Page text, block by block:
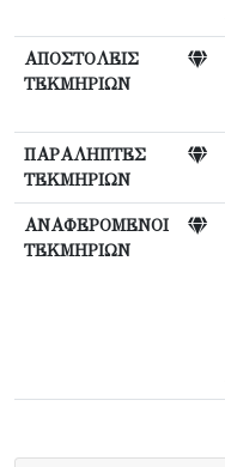
ΑΠΟΣΤΟΛΕΙΣ
ΤΕΚΜΗΡΙΩΝ
ΠΑΡΑΛΗΠΤΕΣ
ΤΕΚΜΗΡΙΩΝ
ΑΝΑΦΕΡΟΜΕΝΟΙ
ΤΕΚΜΗΡΙΩΝ